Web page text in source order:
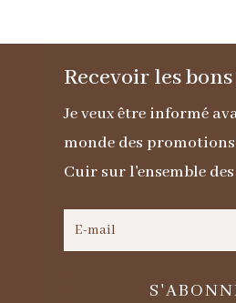
agneau
camel
Recevoir les
Je veux être informé
monde des
Cuir sur l'ensemble